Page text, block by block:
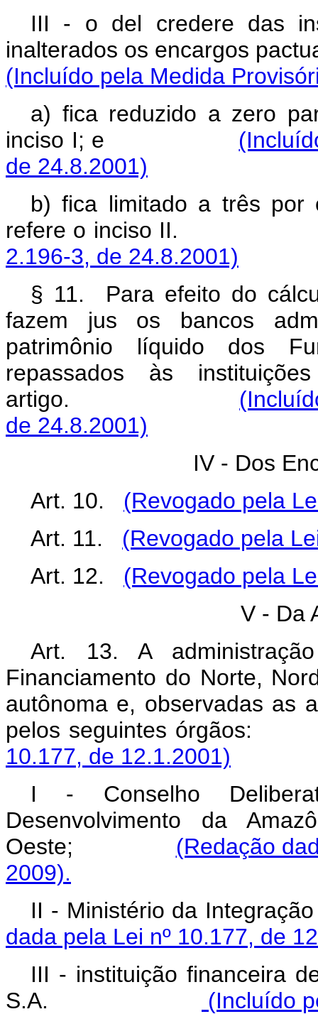
III - o del credere das
inalterados os
(Incluído pela Medida
a) fica reduzido a zero
inciso I; e
de 24.8.2001)
b) fica limitado a três por
refere o inciso
2.196-3, de 24.8.2001)
§ 11. Para efeito do
fazem jus os bancos
patrimônio líquido dos
repassados às
artigo.
de 24.8.2001)
IV - Dos
Art. 10. (Revogado pela
Art. 11. (Revogado pela
Art. 12. (Revogado pela
V - Da
Art. 13. A
Financiamento do Norte,
autônoma e, observadas as
pelos seguintes
10.177, de 12.1.2001)
I - Conselho
Desenvolvimento da
Oeste; (Redação
2009).
II - Ministério da
dada pela Lei nº 10.177, de
III - instituição financeira
S.A.
(Incluído